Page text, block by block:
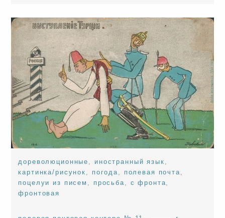
дореволюционные , иностранный язык ,
картинка/рисунок , погода, полевая почта,
поцелуи из писем , просьба, с фронта,
фронтовая